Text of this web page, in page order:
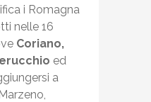
i Romagna
nelle 16
Coriano,
ed
a